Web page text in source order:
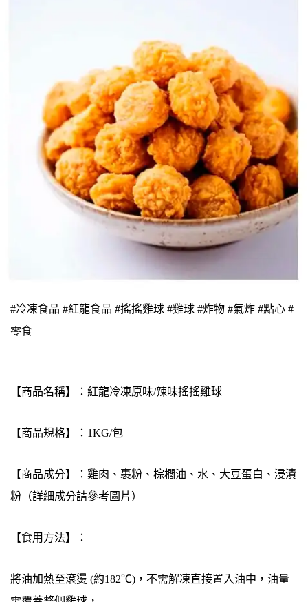
#冷凍食品 #紅龍食品 #搖搖雞球 #雞球 #炸物 #氣炸 #點心 #
零食
【商品名稱】：紅龍冷凍原味/辣味搖搖雞球
【商品規格】：1KG/包
【商品成分】：雞肉、裹粉、棕櫚油、水、大豆蛋白、浸漬
粉（詳細成分請參考圖片）
【食用方法】：
將油加熱至滾燙 (約182℃)，不需解凍直接置入油中，油量